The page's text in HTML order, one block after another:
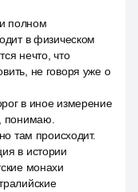
полном
в физическом
нечто, что
не говоря уже о
в иное измерение
понимаю.
там происходит.
в истории
монахи